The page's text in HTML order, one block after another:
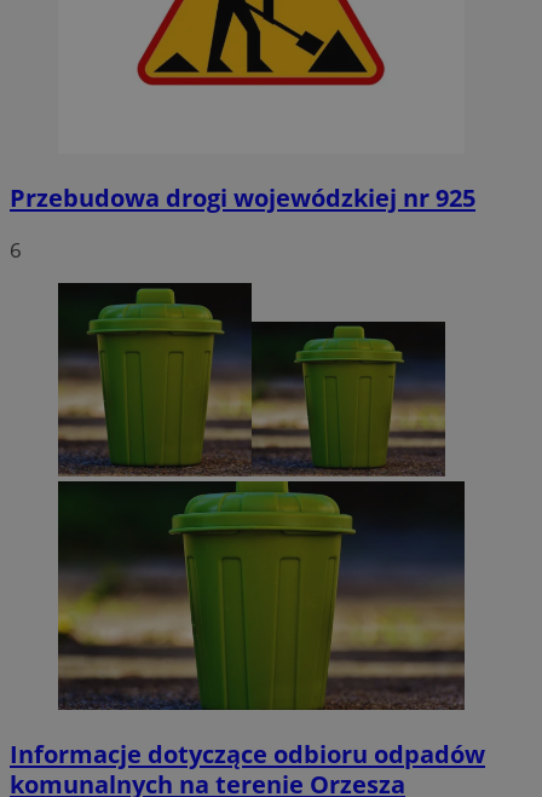
Przebudowa drogi wojewódzkiej nr 925
6
Informacje dotyczące odbioru odpadów
komunalnych na terenie Orzesza